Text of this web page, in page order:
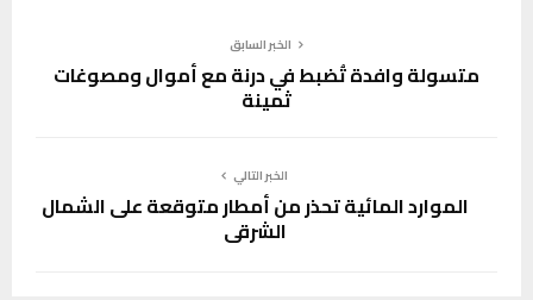
الخبر السابق
متسولة وافدة تُضبط في درنة مع أموال ومصوغات
ثمينة
الخبر التالي
الموارد المائية تحذر من أمطار متوقعة على الشمال
الشرقي